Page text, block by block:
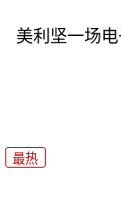
美利坚一场
最热